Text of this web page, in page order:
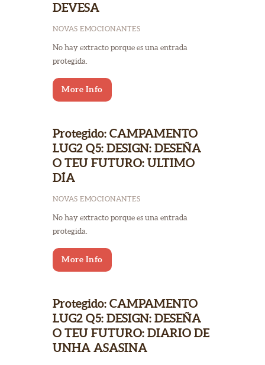
DEVESA
NOVAS EMOCIONANTES
No hay extracto porque es una entrada
protegida.
More Info
Protegido: CAMPAMENTO
LUG2 Q5: DESIGN: DESEÑA
O TEU FUTURO: ULTIMO
DÍA
NOVAS EMOCIONANTES
No hay extracto porque es una entrada
protegida.
More Info
Protegido: CAMPAMENTO
LUG2 Q5: DESIGN: DESEÑA
O TEU FUTURO: DIARIO DE
UNHA ASASINA